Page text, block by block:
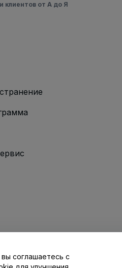
клиентов от А до Я
с нами
соглашаетесь с